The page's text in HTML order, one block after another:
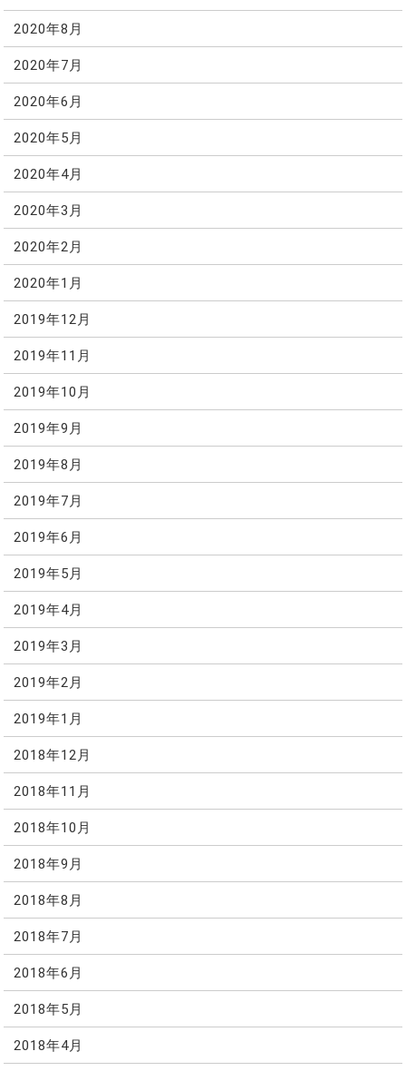
2020年8月
2020年7月
2020年6月
2020年5月
2020年4月
2020年3月
2020年2月
2020年1月
2019年12月
2019年11月
2019年10月
2019年9月
2019年8月
2019年7月
2019年6月
2019年5月
2019年4月
2019年3月
2019年2月
2019年1月
2018年12月
2018年11月
2018年10月
2018年9月
2018年8月
2018年7月
2018年6月
2018年5月
2018年4月